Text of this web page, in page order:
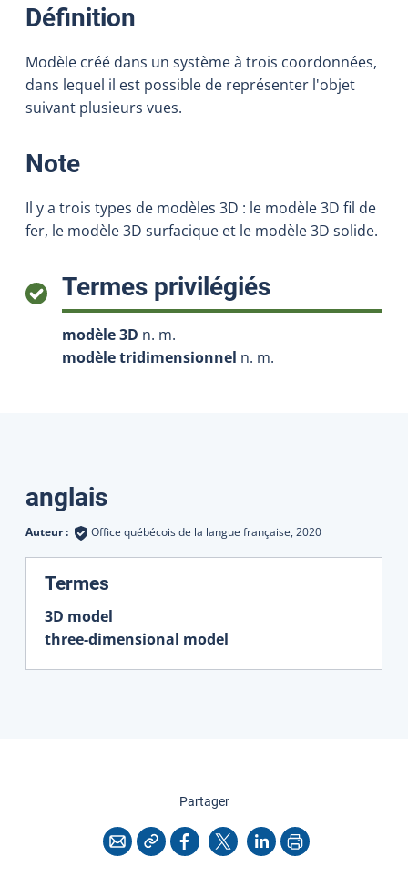
Définition
Modèle créé dans un système à trois coordonnées,
dans lequel il est possible de représenter l'objet
suivant plusieurs vues.
Note:
Il y a trois types de modèles 3D : le modèle 3D fil de
fer, le modèle 3D surfacique et le modèle 3D solide.
Termes privilégiés:
modèle 3D n. m.
modèle tridimensionnel n. m.
Traductions
anglais
Auteur : Office québécois de la langue française, 2020
Termes
3D model
three-dimensional model
Partagercette page
CourrielCopier l'adresse
Facebook
X LinkedInImprimer